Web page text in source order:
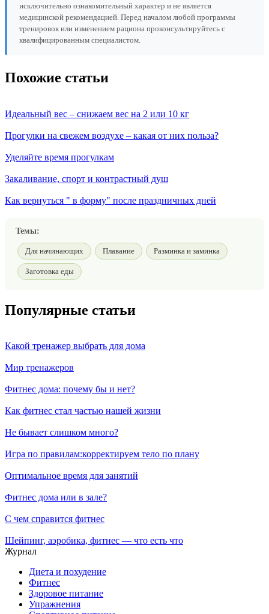
исключительно ознакомительный характер и не является
медицинской рекомендацией. Перед началом любой программы
тренировок или изменением рациона проконсультируйтесь с
квалифицированным специалистом.
Похожие статьи
Идеальный вес – снижаем вес на 2 или 10 кг
Прогулки на свежем воздухе – какая от них польза?
Уделяйте время прогулкам
Закаливание, спорт и контрастный душ
Как вернуться " в форму" после праздничных дней
Темы:
Для начинающих Плавание Разминка и заминка
Заготовка еды
Популярные статьи
Какой тренажер выбрать для дома
Мир тренажеров
Фитнес дома: почему бы и нет?
Как фитнес стал частью нашей жизни
Не бывает слишком много?
Игра по правилам:корректируем тело по плану
Оптимальное время для занятий
Фитнес дома или в зале?
С чем справится фитнес
Шейпинг, аэробика, фитнес — что есть что
Журнал
Диета и похудение
Фитнес
Здоровое питание
Упражнения